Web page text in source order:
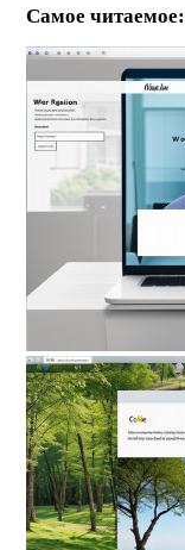
Самое читаемое: